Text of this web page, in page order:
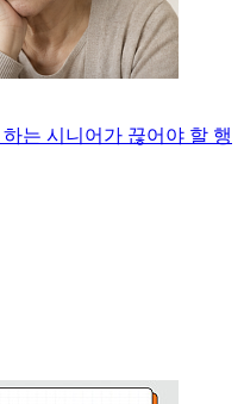
는 시니어가 끊어야 할 행